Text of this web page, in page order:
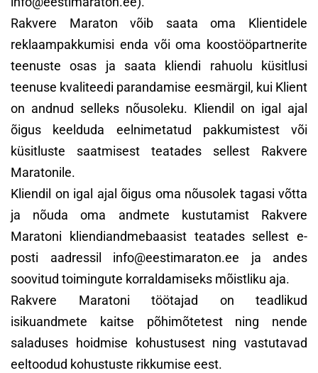
Rakvere Maraton võib saata oma Klientidele
reklaampakkumisi enda või oma koostööpartnerite
teenuste osas ja saata kliendi rahuolu küsitlusi
teenuse kvaliteedi parandamise eesmärgil, kui Klient
on andnud selleks nõusoleku. Kliendil on igal ajal
õigus keelduda eelnimetatud pakkumistest või
küsitluste saatmisest teatades sellest Rakvere
Maratonile.
Kliendil on igal ajal õigus oma nõusolek tagasi võtta
ja nõuda oma andmete kustutamist Rakvere
Maratoni kliendiandmebaasist teatades sellest e-
posti aadressil info@eestimaraton.ee ja andes
soovitud toimingute korraldamiseks mõistliku aja.
Rakvere Maratoni töötajad on teadlikud
isikuandmete kaitse põhimõtetest ning nende
saladuses hoidmise kohustusest ning vastutavad
eeltoodud kohustuste rikkumise eest.